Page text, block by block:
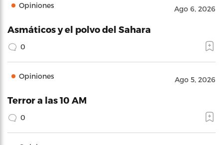
Opiniones Ago 6, 2026
Asmáticos y el polvo del Sahara
0
Opiniones Ago 5, 2026
Terror a las 10 AM
0